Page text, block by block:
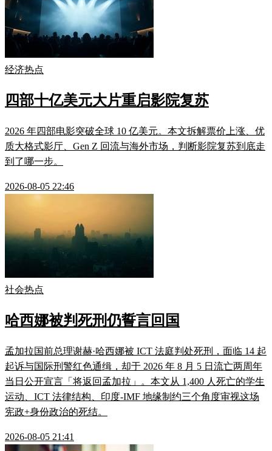
经济热点
四部十亿美元大片重启影院复苏
2026 年四部电影突破全球 10 亿美元。本文拆解票价上涨、优
质大格式影厅、Gen Z 回流与海外市场，判断影院复苏到底走
到了哪一步。
2026-08-05 22:46
社会热点
哈西娜被判死刑仍誓言回国
孟加拉国前总理谢赫·哈西娜被 ICT 法庭判处死刑，面临 14 起
起诉与国际刑警红色通缉，却于 2026 年 8 月 5 日流亡两周年
当日公开宣言「将返回孟加拉」。本文从 1,400 人死亡的学生
运动、ICT 法律结构、印度-IMF 地缘制约三个角度审视这场
宪政+身份政治的死结。
2026-08-05 21:41